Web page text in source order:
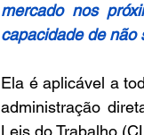
mercado nos
capacidade de não
Ela é aplicável a
administração
Leis do Trabalho